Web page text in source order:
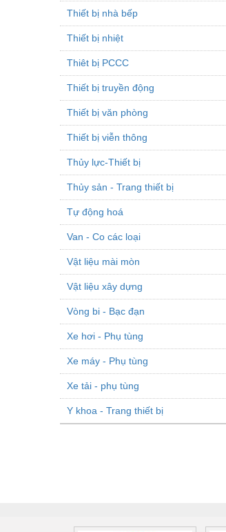
Thiết bị nhà bếp
Thiết bị nhiệt
Thiêt bị PCCC
Thiết bị truyền động
Thiết bị văn phòng
Thiết bị viễn thông
Thủy lực-Thiết bị
Thủy sản - Trang thiết bị
Tự động hoá
Van - Co các loại
Vật liệu mài mòn
Vật liệu xây dựng
Vòng bi - Bạc đạn
Xe hơi - Phụ tùng
Xe máy - Phụ tùng
Xe tải - phụ tùng
Y khoa - Trang thiết bị